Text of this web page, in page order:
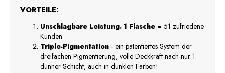
VORTEILE:
Unschlagbare Leistung. 1 Flasche = 51 zufriedene
Kunden
Triple-Pigmentation - ein patentiertes System der
dreifachen Pigmentierung, volle Deckkraft nach nur 1
dünner Schicht, auch in dunklen Farben!